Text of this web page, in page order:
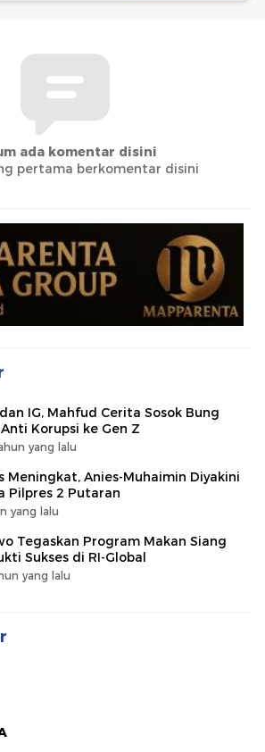
ada komentar disini
pertama berkomentar disini
IG, Mahfud Cerita Sosok Bung
Korupsi ke Gen Z
yang lalu
Meningkat, Anies-Muhaimin Diyakini
Pilpres 2 Putaran
yang lalu
Tegaskan Program Makan Siang
Sukses di RI-Global
yang lalu